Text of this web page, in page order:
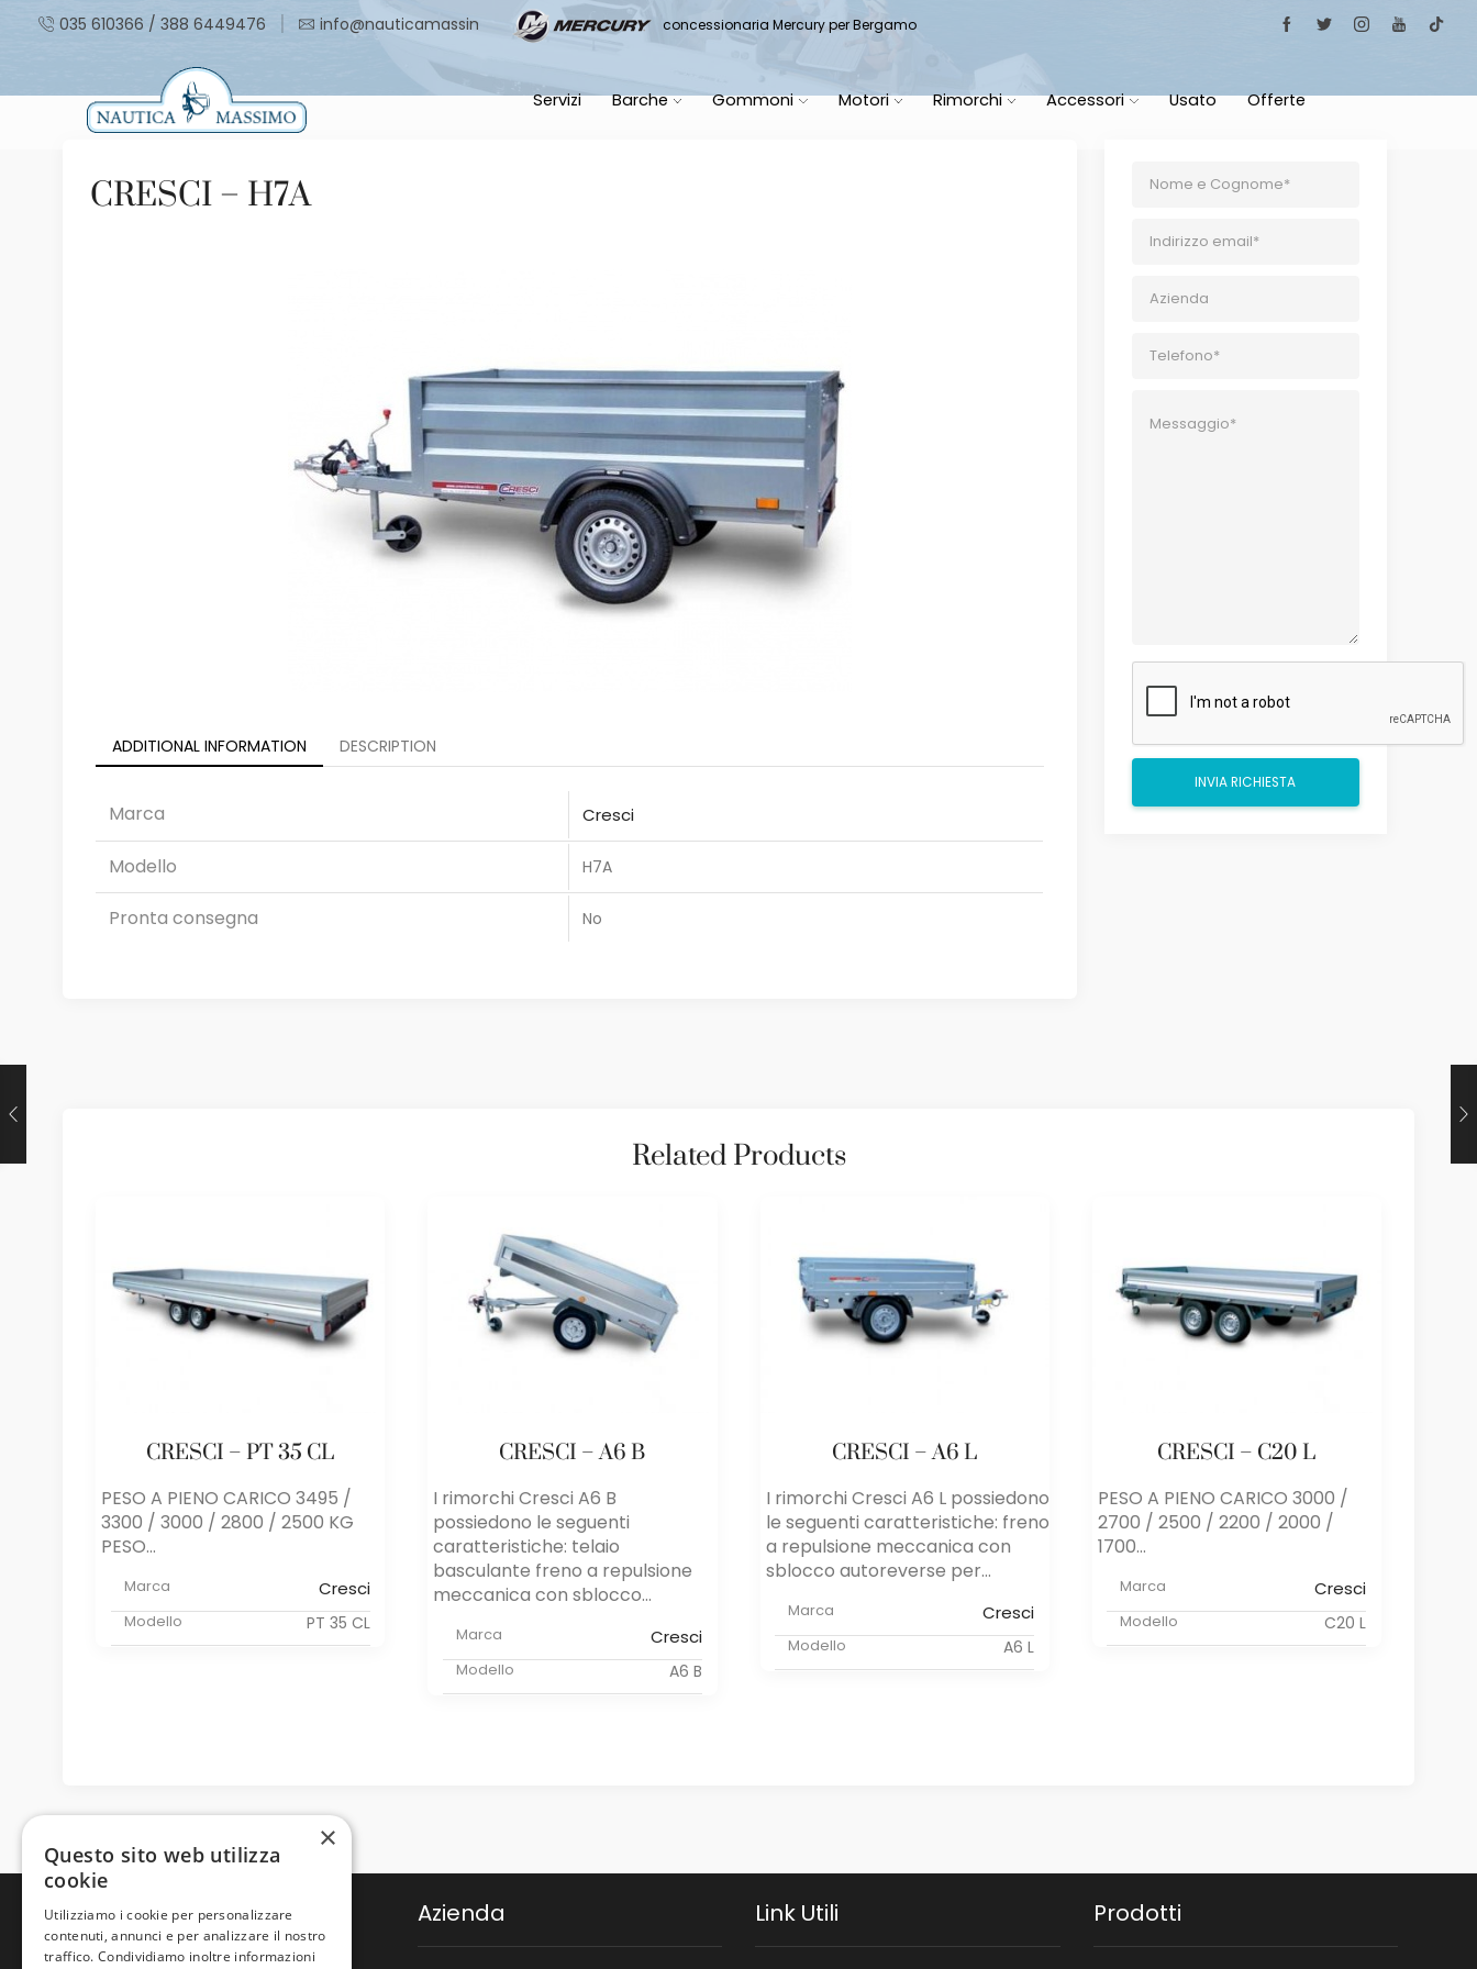
035 610366 / 388 6449476 info@nauticamassimo.it concessionaria Mercury per Bergamo
Servizi Barche Gommoni Motori Rimorchi Accessori Usato Offerte
CRESCI – H7A
ADDITIONAL INFORMATION DESCRIPTION
Marca Cresci
Modello H7A
Pronta consegna No
Related Products
CRESCI – PT 35 CL
PESO A PIENO CARICO 3495 /
3300 / 3000 / 2800 / 2500 KG
PESO...
Marca Cresci
Modello PT 35 CL
CRESCI – A6 B
I rimorchi ​Cresci A6 B ​
possiedono le seguenti
caratteristiche: telaio
basculante freno a repulsione
meccanica con sblocco...
Marca Cresci
Modello A6 B
CRESCI – A6 L
I rimorchi ​Cresci A6 L ​possiedono
le seguenti caratteristiche: freno
a repulsione meccanica con
sblocco autoreverse per...
Marca Cresci
Modello A6 L
CRESCI – C20 L
PESO A PIENO CARICO 3000 /
2700 / 2500 / 2200 / 2000 /
1700...
Marca Cresci
Modello C20 L
Azienda Link Utili Prodotti
×
Questo sito web utilizza
cookie
Utilizziamo i cookie per personalizzare
contenuti, annunci e per analizzare il nostro
traffico. Condividiamo inoltre informazioni